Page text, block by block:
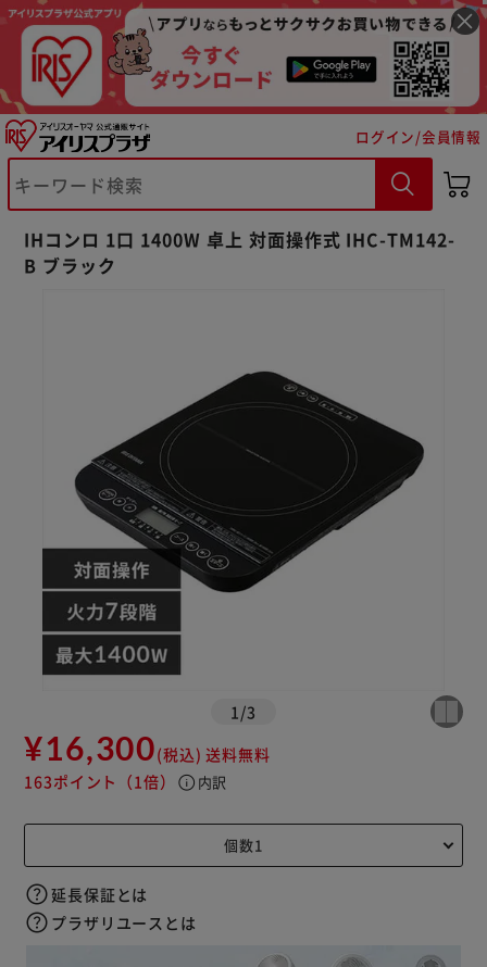
ログイン/会員情報
IHコンロ 1口 1400W 卓上 対面操作式 IHC-TM142-
B ブラック
1 /3
¥16,300(税込) 送料無料
163ポイント （1倍） info 内訳
延長保証とは
プラザリユースとは
カートに入れる